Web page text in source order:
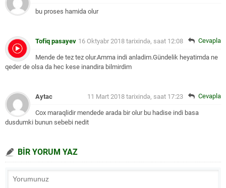
bu proses hamida olur
Tofiq pasayev 16 Oktyabr 2018 tarixində, saat 12:08
Mende de tez tez olur.Amma indi anladim.Gündelik heyatimda ne
qeder de olsa da hec kese inandira bilmirdim
Cevapla
Aytac 11 Mart 2018 tarixində, saat 17:23
Cox maraqlidir mendede arada bir olur bu hadise indi basa
dusdumki bunun sebebi nedit
Cevapla
BİR YORUM YAZ